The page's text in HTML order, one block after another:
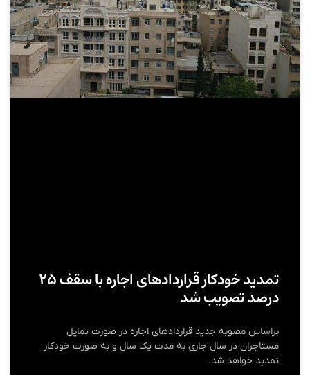
تمدید خودکار قراردادهای اجاره با سقف ۲۵
درصد تصویب شد
براساس مصوبه جدید قراردادهای اجاره در صورت تمایل
مستاجران در سال جاری به مدت یک سال و به صورت خودکار
تمدید خواهد شد.